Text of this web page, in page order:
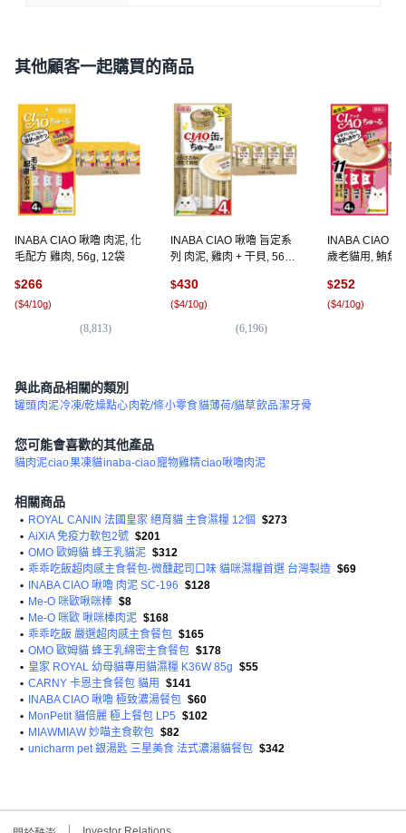
其他顧客一起購買的商品
INABA CIAO 啾嚕 肉泥, 化
毛配方 雞肉, 56g, 12袋
$266
($4/10g)
(8,813)
INABA CIAO 啾嚕 旨定系
列 肉泥, 雞肉 + 干貝, 56g,
$430
($4/10g)
(6,196)
INABA CIAO 啾
歲老貓用, 鮪魚
$252
($4/10g)
與此商品相關的類別
罐頭 肉泥冷凍/乾燥點心 肉乾/條小零食貓薄荷/貓草飲品潔牙骨
您可能會喜歡的其他產品
貓肉泥ciao果凍貓inaba-ciao寵物雞精ciao啾嚕肉泥
相關商品
• ROYAL CANIN 法國皇家 絕育貓 主食濕糧 12個 $273
• AiXiA 免疫力軟包2號 $201
• OMO 歐姆貓 蜂王乳貓泥 $312
• 乖乖吃飯超肉感主食餐包-微醺起司口味 貓咪濕糧首選 台灣製造 $69
•
INABA CIAO 啾嚕 肉泥 SC-196 $128
• Me-O 咪歐啾咪棒 $8
• Me-O 咪歐 啾咪棒肉泥 $168
• 乖乖吃飯 嚴選超肉感主食餐包 $165
• OMO 歐姆貓 蜂王乳綿密主食餐包 $178
• 皇家 ROYAL 幼母貓專用貓濕糧 K36W 85g $55
• CARNY 卡恩主食餐包 貓用
$141
•
INABA CIAO 啾嚕 極致濃湯餐包 $60
• MonPetit 貓倍麗 極上餐包 LP5 $102
• MIAWMIAW 妙喵主食軟包 $82
• unicharm pet 銀湯匙 三星美食 法式濃湯貓餐包 $342